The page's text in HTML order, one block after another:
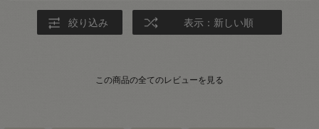
絞り込み 表示：新しい順
この商品の全てのレビューを見る